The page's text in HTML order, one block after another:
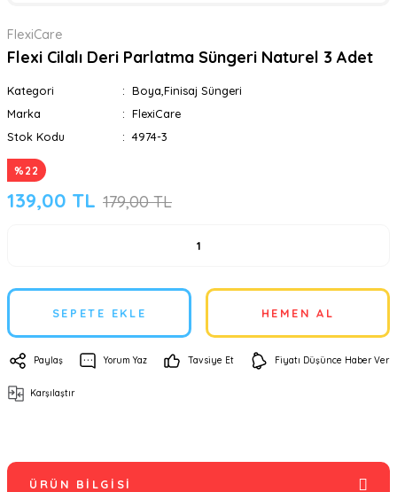
FlexiCare
Flexi Cilalı Deri Parlatma Süngeri Naturel 3 Adet
Kategori
Boya,Finisaj Süngeri
Marka
FlexiCare
Stok Kodu
4974-3
%22
139,00 TL 179,00 TL
SEPETE EKLE HEMEN AL
Paylaş Yorum Yaz Tavsiye Et Fiyatı Düşünce Haber Ver
Karşılaştır
ÜRÜN BILGISI